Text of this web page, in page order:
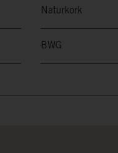
Naturkork
BWG